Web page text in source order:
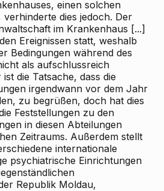
einen solchen
dies jedoch. Der
im Krankenhaus [...]
Ereignissen statt, weshalb
Bedingungen während des
als aufschlussreich
die Tatsache, dass die
irgendwann vor dem Jahr
zu begrüßen, doch hat dies
Feststellungen zu den
in diesen Abteilungen
Zeitraums. Außerdem stellt
internationale
psychiatrische Einrichtungen
Republik Moldau,